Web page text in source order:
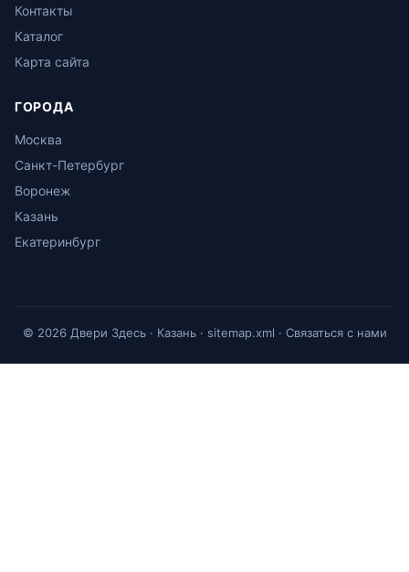
Контакты
Каталог
Карта сайта
ГОРОДА
Москва
Санкт-Петербург
Воронеж
Казань
Екатеринбург
© 2026 Двери Здесь · Казань · sitemap.xml · Связаться с нами